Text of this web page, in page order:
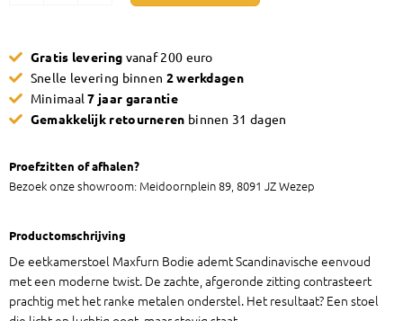
Gratis levering vanaf 200 euro
Snelle levering binnen 2 werkdagen
Minimaal7 jaar garantie
Gemakkelijk retourneren binnen 31 dagen
Proefzitten of afhalen?
Bezoek onze showroom: Meidoornplein 89, 8091 JZ Wezep
Productomschrijving
De eetkamerstoel Maxfurn Bodie ademt Scandinavische eenvoud
met een moderne twist. De zachte, afgeronde zitting contrasteert
prachtig met het ranke metalen onderstel. Het resultaat? Een stoel